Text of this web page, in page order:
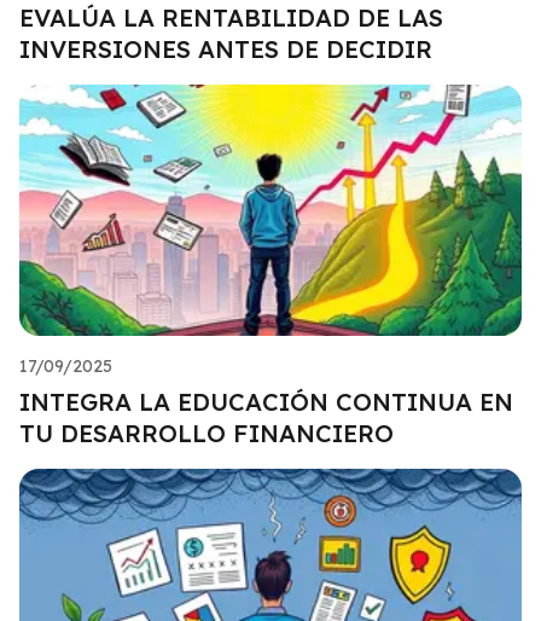
EVALÚA LA RENTABILIDAD DE LAS
INVERSIONES ANTES DE DECIDIR
17/09/2025
INTEGRA LA EDUCACIÓN CONTINUA EN
TU DESARROLLO FINANCIERO